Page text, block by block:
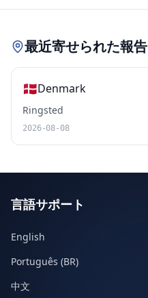
最近寄せられた報告
🇩🇰Denmark
Ringsted
2026-08-08
言語サポート
English
Português (BR)
中文